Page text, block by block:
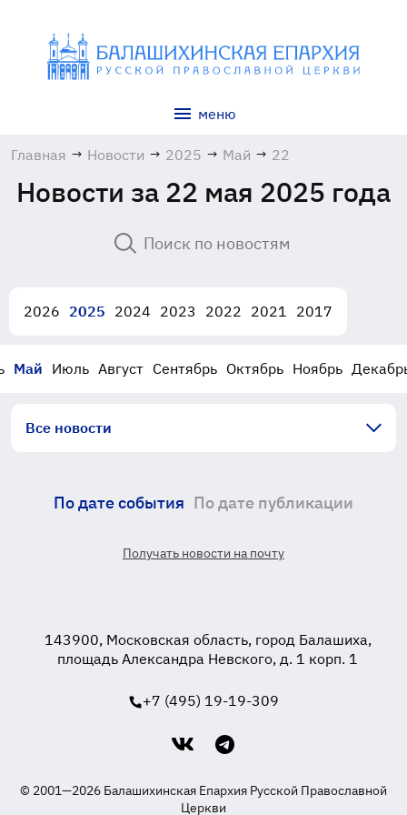
меню
Главная → Новости → 2025 → Май → 22
Новости за 22 мая 2025 года
2026 2025 2024 2023 2022 2021 2017
Май Июль Август Сентябрь Октябрь Ноябрь
Все новости
По дате события По дате публикации
Получать новости на почту
143900, Московская область, город Балашиха,
площадь Александра Невского, д. 1 корп. 1
+7 (495) 19-19-309
© 2001—2026 Балашихинская Епархия Русской Православной
Церкви